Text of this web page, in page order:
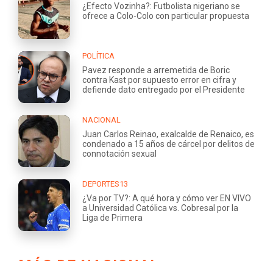
¿Efecto Vozinha?: Futbolista nigeriano se
ofrece a Colo-Colo con particular propuesta
POLÍTICA
Pavez responde a arremetida de Boric
contra Kast por supuesto error en cifra y
defiende dato entregado por el Presidente
NACIONAL
Juan Carlos Reinao, exalcalde de Renaico, es
condenado a 15 años de cárcel por delitos de
connotación sexual
DEPORTES13
¿Va por TV?: A qué hora y cómo ver EN VIVO
a Universidad Católica vs. Cobresal por la
Liga de Primera